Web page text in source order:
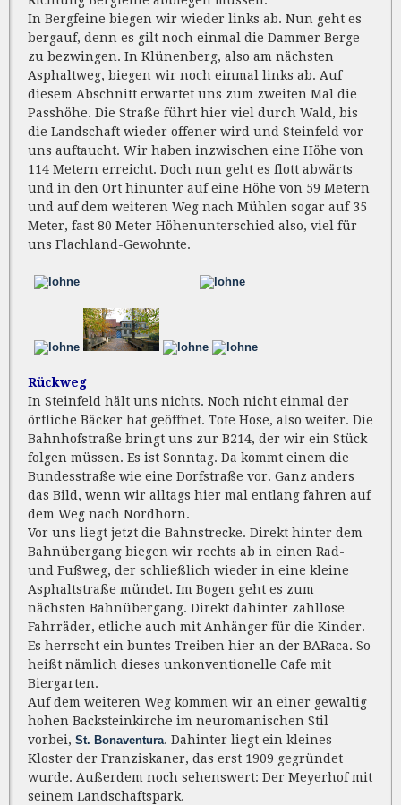
In Bergfeine biegen wir wieder links ab. Nun geht es
bergauf, denn es gilt noch einmal die Dammer Berge
zu bezwingen. In Klünenberg, also am nächsten
Asphaltweg, biegen wir noch einmal links ab. Auf
diesem Abschnitt erwartet uns zum zweiten Mal die
Passhöhe. Die Straße führt hier viel durch Wald, bis
die Landschaft wieder offener wird und Steinfeld vor
uns auftaucht. Wir haben inzwischen eine Höhe von
114 Metern erreicht. Doch nun geht es flott abwärts
und in den Ort hinunter auf eine Höhe von 59 Metern
und auf dem weiteren Weg nach Mühlen sogar auf 35
Meter, fast 80 Meter Höhenunterschied also, viel für
uns Flachland-Gewohnte.
Rückweg
In Steinfeld hält uns nichts. Noch nicht einmal der
örtliche Bäcker hat geöffnet. Tote Hose, also weiter. Die
Bahnhofstraße bringt uns zur B214, der wir ein Stück
folgen müssen. Es ist Sonntag. Da kommt einem die
Bundesstraße wie eine Dorfstraße vor. Ganz anders
das Bild, wenn wir alltags hier mal entlang fahren auf
dem Weg nach Nordhorn.
Vor uns liegt jetzt die Bahnstrecke. Direkt hinter dem
Bahnübergang biegen wir rechts ab in einen Rad-
und Fußweg, der schließlich wieder in eine kleine
Asphaltstraße mündet. Im Bogen geht es zum
nächsten Bahnübergang. Direkt dahinter zahllose
Fahrräder, etliche auch mit Anhänger für die Kinder.
Es herrscht ein buntes Treiben hier an der BARaca. So
heißt nämlich dieses unkonventionelle Cafe mit
Biergarten.
Auf dem weiteren Weg kommen wir an einer gewaltig
hohen Backsteinkirche im neuromanischen Stil
vorbei, St. Bonaventura. Dahinter liegt ein kleines
Kloster der Franziskaner, das erst 1909 gegründet
wurde. Außerdem noch sehenswert: Der Meyerhof mit
seinem Landschaftspark.